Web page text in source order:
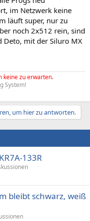
im Netzwerk keine
läuft super, nur zu
noch 2x512 rein, sind
Deto, mit der Siluro MX
keine zu erwarten.
System!
um hier zu antworten.
133R
bleibt schwarz, weiß